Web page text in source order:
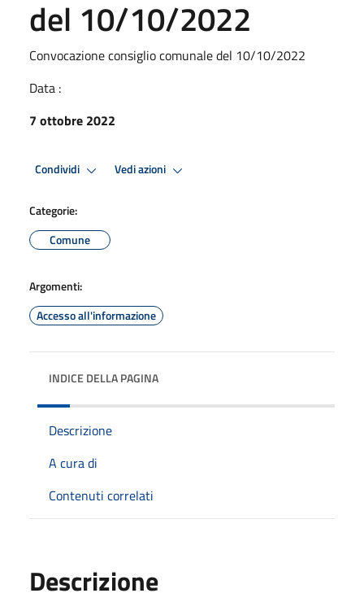
del 10/10/2022
Convocazione consiglio comunale del 10/10/2022
Data :
7 ottobre 2022
Condividi Vedi azioni
Categorie:
Comune
Argomenti:
Accesso all'informazione
INDICE DELLA PAGINA
Descrizione
A cura di
Contenuti correlati
Descrizione